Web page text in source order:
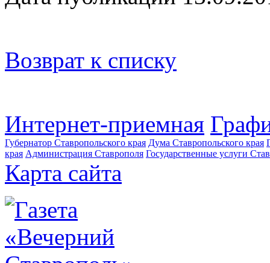
Возврат к списку
Интернет-приемная
Губернатор Ставропольского края Дума Ставропольского края
края Администрация Ставрополя Государственные услуги
Карта сайта